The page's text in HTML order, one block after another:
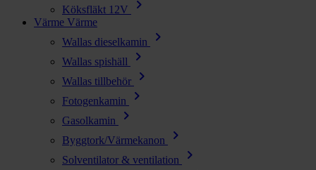
Köksfläkt 12V chevron_right
Värme Värme
Wallas dieselkamin
chevron_right
Wallas spishäll chevron_right
Wallas tillbehör chevron_right
Fotogenkamin chevron_right
Gasolkamin chevron_right
Byggtork/Värmekanon chevron_right
Solventilator & ventilation chevron_right